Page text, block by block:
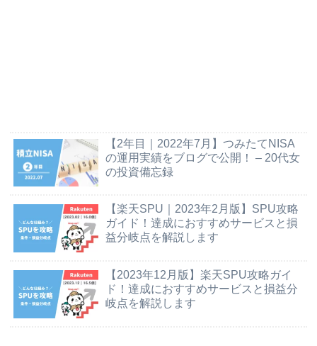
【2年目｜2022年7月】つみたてNISA
の運用実績をブログで公開！ – 20代女
の投資備忘録
【楽天SPU｜2023年2月版】SPU攻略
ガイド！達成におすすめサービスと損
益分岐点を解説します
【2023年12月版】楽天SPU攻略ガイ
ド！達成におすすめサービスと損益分
岐点を解説します